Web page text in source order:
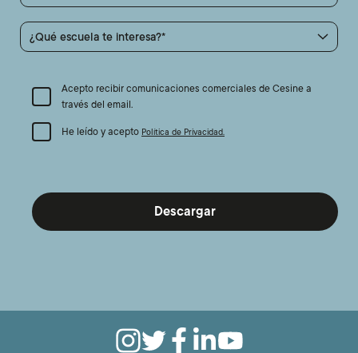
¿Qué escuela te interesa?
Acepto recibir comunicaciones comerciales de Cesine a
través del email.
He leído y acepto Política de Privacidad.